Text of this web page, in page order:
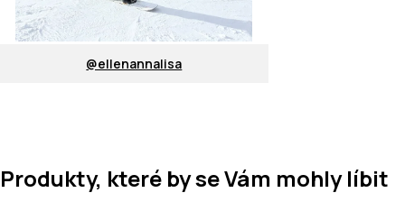
@ellenannalisa
Produkty, které by se Vám mohly líbit